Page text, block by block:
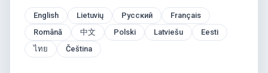
English Lietuvių Русский
Français
Română
中文 Polski Latviešu
Eesti
ไทย
Čeština